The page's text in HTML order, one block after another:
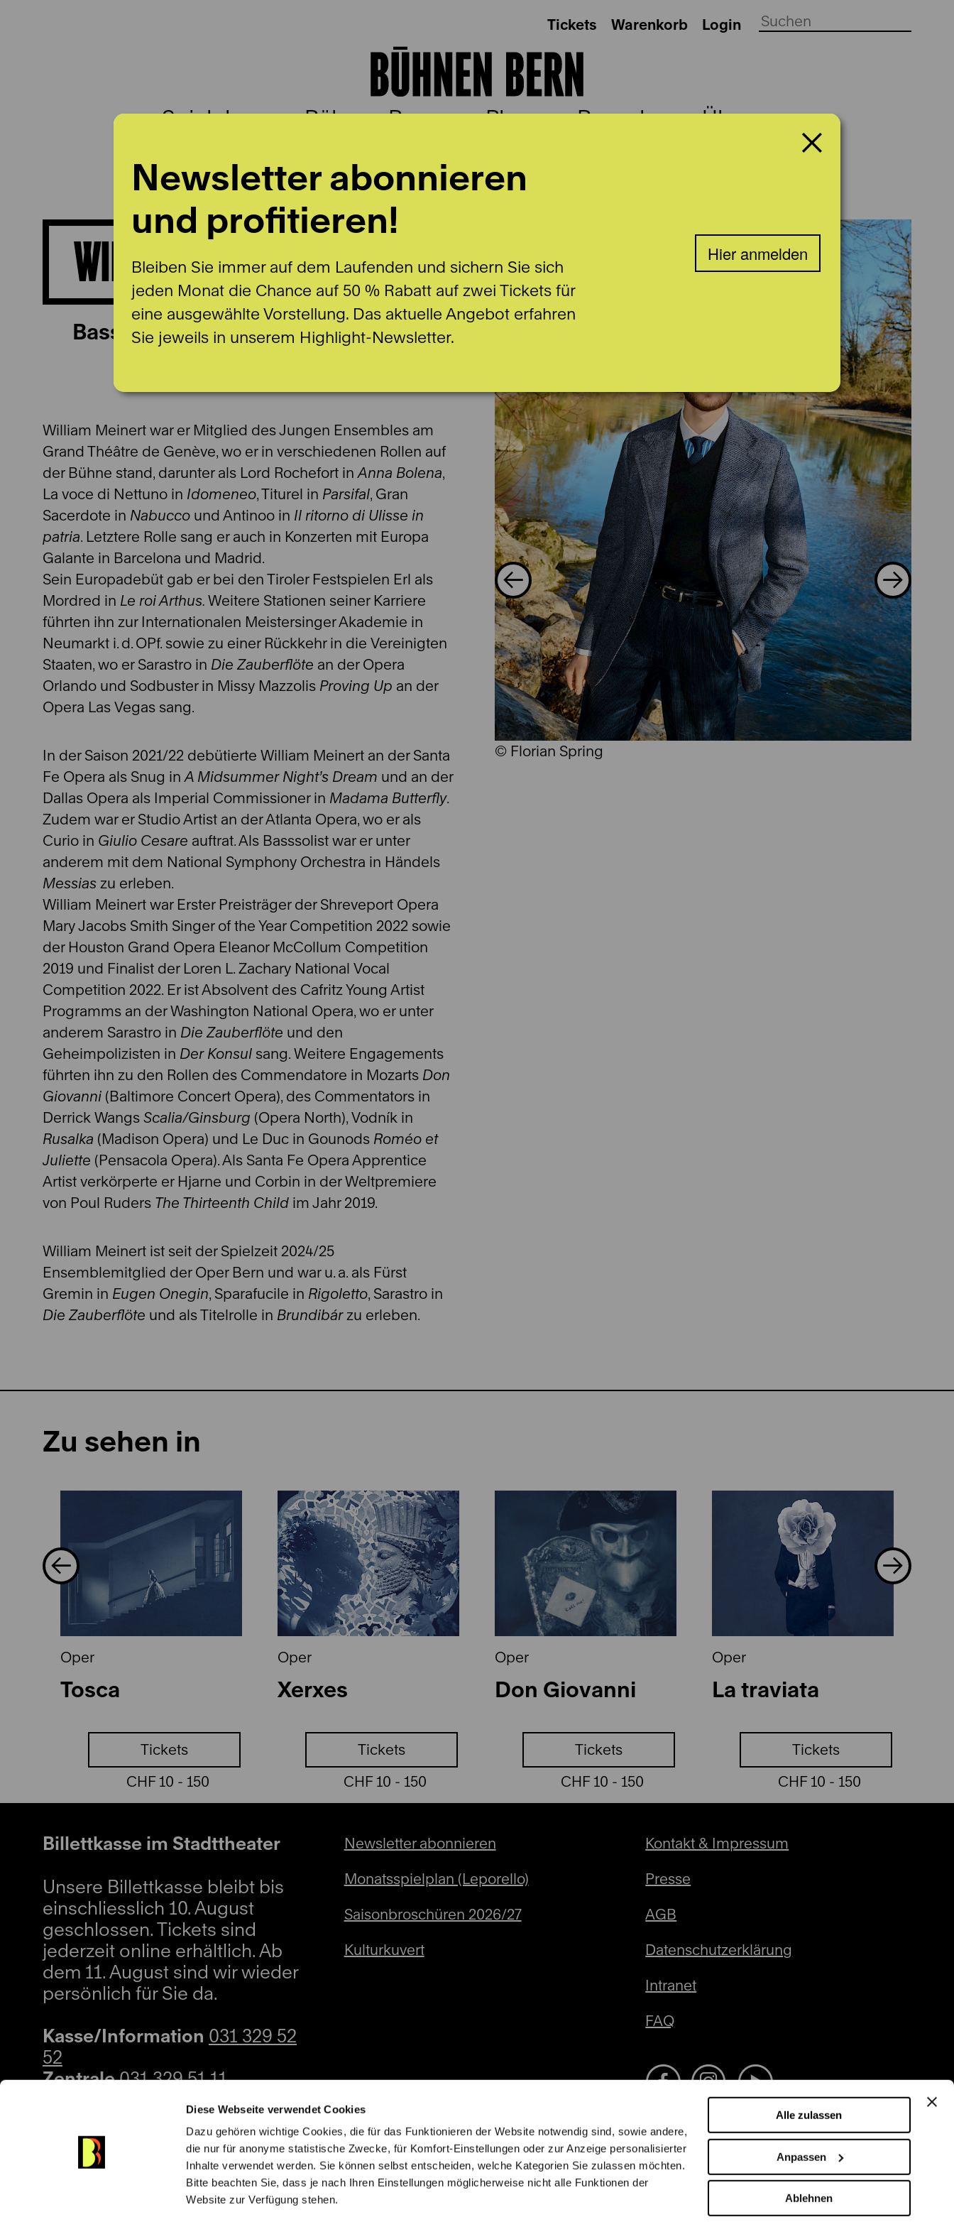
Diese Webseite verwendet Cookies
Dazu gehören wichtige Cookies, die für das Funktionieren der Website notwendig sind, sowie andere,
die nur für anonyme statistische Zwecke, für Komfort-Einstellungen oder zur Anzeige personalisierter
Inhalte verwendet werden. Sie können selbst entscheiden, welche Kategorien Sie zulassen möchten.
Bitte beachten Sie, dass je nach Ihren Einstellungen möglicherweise nicht alle Funktionen der
Website zur Verfügung stehen.
Alle zulassen
Anpassen
Ablehnen
Tickets Warenkorb Login
Spielplan Bühnen Bern Plus Besuch Über uns
WILLIAM MEINERT
Bass
William Meinert war er Mitglied des Jungen Ensembles am
Grand Théâtre de Genève, wo er in verschiedenen Rollen auf
der Bühne stand, darunter als Lord Rochefort in Anna Bolena,
La voce di Nettuno in Idomeneo, Titurel in Parsifal, Gran
Sacerdote in Nabucco und Antinoo in Il ritorno di Ulisse in
patria. Letztere Rolle sang er auch in Konzerten mit Europa
Galante in Barcelona und Madrid.
Sein Europadebüt gab er bei den Tiroler Festspielen Erl als
Mordred in Le roi Arthus. Weitere Stationen seiner Karriere
führten ihn zur Internationalen Meistersinger Akademie in
Neumarkt i. d. OPf. sowie zu einer Rückkehr in die Vereinigten
Staaten, wo er Sarastro in Die Zauberflöte an der Opera
Orlando und Sodbuster in Missy Mazzolis Proving Up an der
Opera Las Vegas sang.
In der Saison 2021/22 debütierte William Meinert an der Santa
Fe Opera als Snug in A Midsummer Night’s Dream und an der
Dallas Opera als Imperial Commissioner in Madama Butterfly.
Zudem war er Studio Artist an der Atlanta Opera, wo er als
Curio in Giulio Cesare auftrat. Als Basssolist war er unter
anderem mit dem National Symphony Orchestra in Händels
Messias zu erleben.
William Meinert war Erster Preisträger der Shreveport Opera
Mary Jacobs Smith Singer of the Year Competition 2022 sowie
der Houston Grand Opera Eleanor McCollum Competition
2019 und Finalist der Loren L. Zachary National Vocal
Competition 2022. Er ist Absolvent des Cafritz Young Artist
Programms an der Washington National Opera, wo er unter
anderem Sarastro in Die Zauberflöte und den
Geheimpolizisten in Der Konsul sang. Weitere Engagements
führten ihn zu den Rollen des Commendatore in Mozarts Don
Giovanni (Baltimore Concert Opera), des Commentators in
Derrick Wangs Scalia/Ginsburg (Opera North), Vodník in
Rusalka (Madison Opera) und Le Duc in Gounods Roméo et
Juliette (Pensacola Opera). Als Santa Fe Opera Apprentice
Artist verkörperte er Hjarne und Corbin in der Weltpremiere
von Poul Ruders The Thirteenth Child im Jahr 2019.
William Meinert ist seit der Spielzeit 2024/25
Ensemblemitglied der Oper Bern und war u. a. als Fürst
Gremin in Eugen Onegin, Sparafucile in Rigoletto, Sarastro in
Die Zauberflöte und als Titelrolle in Brundibárzu erleben.
© Florian Spring
Zu sehen in
Oper
Tosca
Tickets
CHF 10 - 150
Oper
Xerxes
Tickets
CHF 10 - 150
Oper
Don Giovanni
Tickets
CHF 10 - 150
Oper
La traviata
Tickets
CHF 10 - 150
Billettkasse im Stadttheater
Unsere Billettkasse bleibt bis
einschliesslich 10. August
geschlossen. Tickets sind
jederzeit online erhältlich. Ab
dem 11. August sind wir wieder
persönlich für Sie da.
Kasse/Information 031 329 52
52
Zentrale 031 329 51 11
kasse@buehnenbern.ch
Newsletter abonnieren
Monatsspielplan (Leporello)
Saisonbroschüren 2026/27
Kulturkuvert
Kontakt & Impressum
Presse
AGB
Datenschutzerklärung
Intranet
FAQ
Newsletter abonnieren
und profitieren!
Bleiben Sie immer auf dem Laufenden und sichern Sie sich
jeden Monat die Chance auf 50 % Rabatt auf zwei Tickets für
eine ausgewählte Vorstellung. Das aktuelle Angebot erfahren
Sie jeweils in unserem Highlight-Newsletter.
Hier anmelden